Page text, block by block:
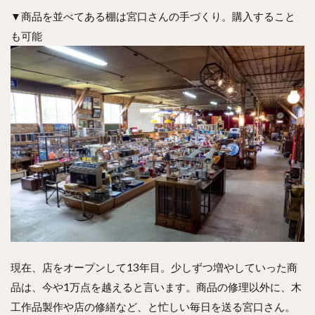
▼商品を並べてある棚は宮口さんの手づくり。購入すること
も可能
現在、店をオープンして13年目。少しずつ増やしていった商
品は、今や1万点を越えると言います。商品の修理以外に、木
工作品製作や店の修繕など、と忙しい毎日を送る宮口さん。